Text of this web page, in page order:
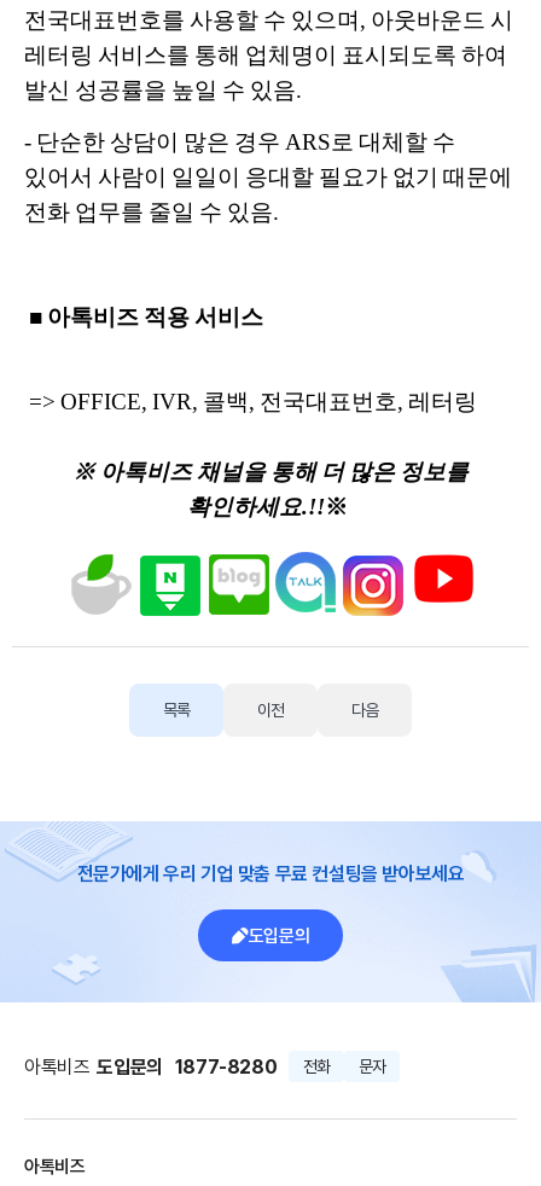
전국대표번호를 사용할 수 있으며, 아웃바운드 시
레터링 서비스를 통해 업체명이 표시되도록 하여
발신 성공률을 높일 수 있음.
- 단순한 상담이 많은 경우 ARS로 대체할 수
있어서 사람이 일일이 응대할 필요가 없기 때문에
전화 업무를 줄일 수 있음.
■ 아톡비즈 적용 서비스
=> OFFICE, IVR, 콜백, 전국대표번호, 레터링
※ 아톡비즈 채널을 통해 더 많은 정보를
확인하세요.!!※
목록 이전 다음
전문가에게 우리 기업 맞춤 무료 컨설팅을 받아보세요
도입문의
아톡비즈 도입문의 1877-8280 전화 문자
아톡비즈